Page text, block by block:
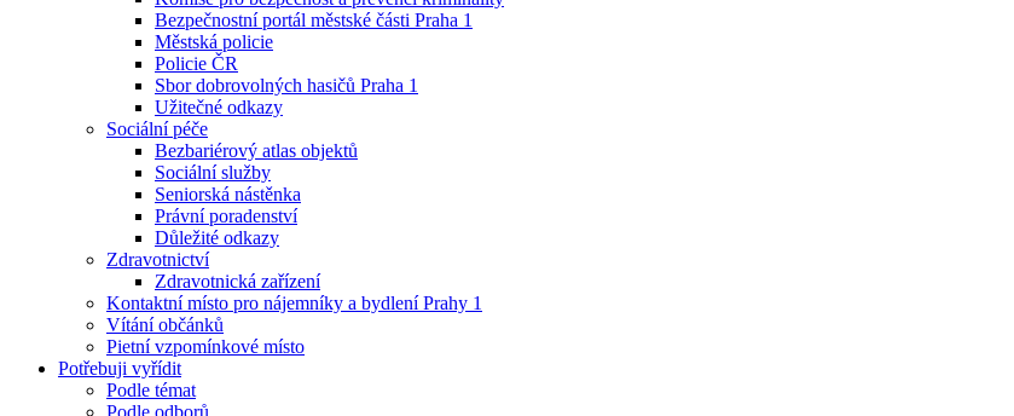
Bezpečnostní portál městské části Praha 1
Městská policie
Policie ČR
Sbor dobrovolných hasičů Praha 1
Užitečné odkazy
Sociální péče
Bezbariérový atlas objektů
Sociální služby
Seniorská nástěnka
Právní poradenství
Důležité odkazy
Zdravotnictví
Zdravotnická zařízení
Kontaktní místo pro nájemníky a bydlení Prahy 1
Vítání občánků
Pietní vzpomínkové místo
Potřebuji vyřídit
Podle témat